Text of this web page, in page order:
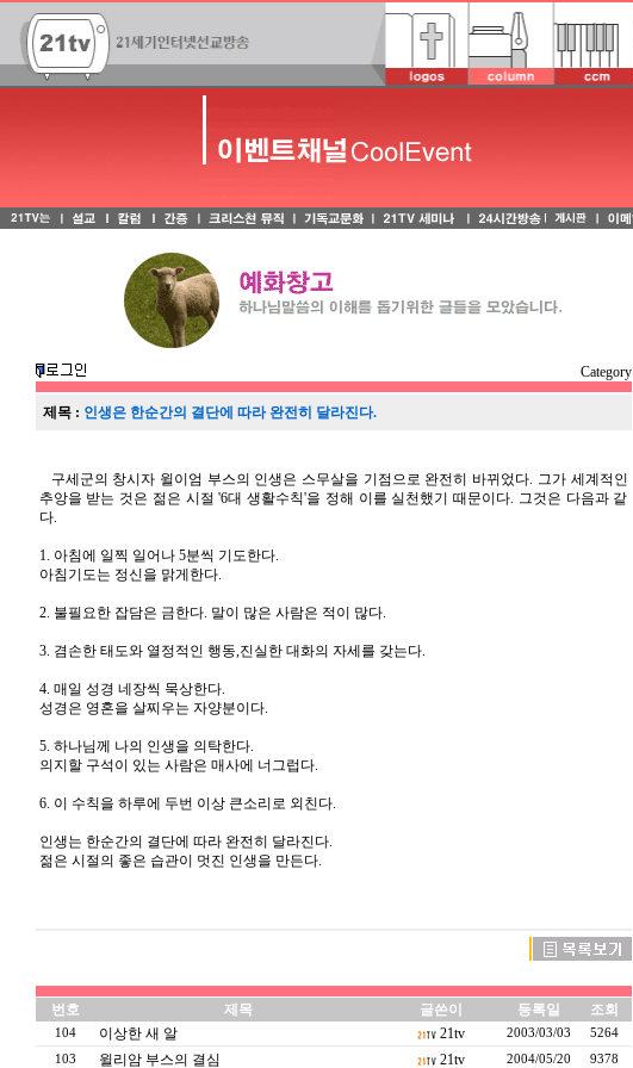
Category
제목 : 인생은 한순간의 결단에 따라 완전히 달라진다.
구세군의 창시자 윌이엄 부스의 인생은 스무살을 기점으로 완전히 바뀌었다. 그가 세계적인
추앙을 받는 것은 젊은 시절 '6대 생활수칙'을 정해 이를 실천했기 때문이다. 그것은 다음과 같
다.
1. 아침에 일찍 일어나 5분씩 기도한다.
아침기도는 정신을 맑게한다.
2. 불필요한 잡담은 금한다. 말이 많은 사람은 적이 많다.
3. 겸손한 태도와 열정적인 행동,진실한 대화의 자세를 갖는다.
4. 매일 성경 네장씩 묵상한다.
성경은 영혼을 살찌우는 자양분이다.
5. 하나님께 나의 인생을 의탁한다.
의지할 구석이 있는 사람은 매사에 너그럽다.
6. 이 수칙을 하루에 두번 이상 큰소리로 외친다.
인생는 한순간의 결단에 따라 완전히 달라진다.
젊은 시절의 좋은 습관이 멋진 인생을 만든다.
번호 제목 글쓴이 등록일 조회
104 이상한 새 알 21tv 2003/03/03
5264
103
윌리암 부스의 결심 21tv 2004/05/20 9378